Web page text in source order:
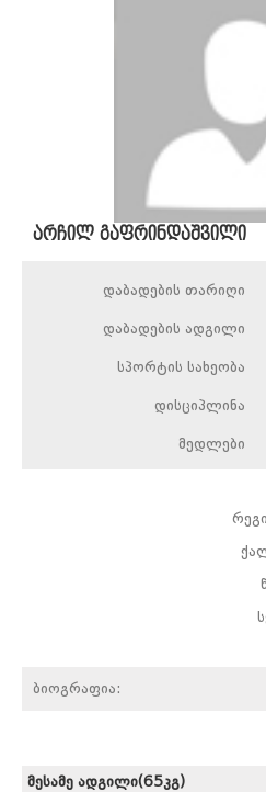
არჩილ გაფრინდაშვილი
დაბადების თარიღი
დაბადების ადგილი
სპორტის სახეობა
დისციპლინა
მედლები
ბიოგრაფია:
მესამე ადგილი(65კგ)